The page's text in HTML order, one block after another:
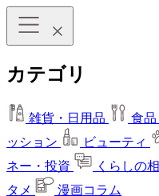
カテゴリ
雑貨・日用品 食
ッション
ビューティ
ネー・投資
くらしの
タメ
漫画コラム